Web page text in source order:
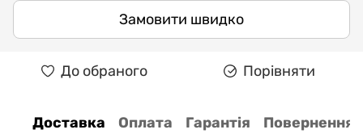
Замовити швидко
До обраного Порівняти
Доставка Оплата Гарантія Повернення